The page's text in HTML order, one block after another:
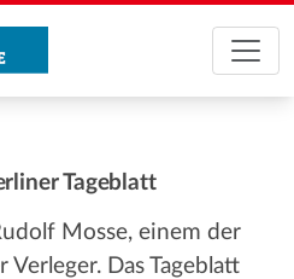
Tageblatt
Mosse, einem der
Das Tageblatt